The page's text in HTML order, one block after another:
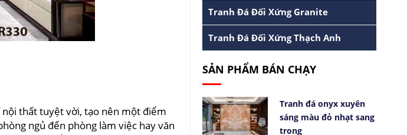
thất tuyệt vời, tạo nên một điểm
ngủ đến phòng làm việc hay văn
Tranh Đá Đối Xứng Granite
Tranh Đá Đối Xứng Thạch Anh
SẢN PHẨM BÁN CHẠY
Tranh đá onyx xuyên
sáng màu đỏ nhạt sang
trong